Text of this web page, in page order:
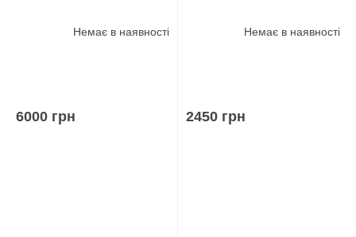
Немає в наявності
6000 грн
Немає в наявності
2450 грн